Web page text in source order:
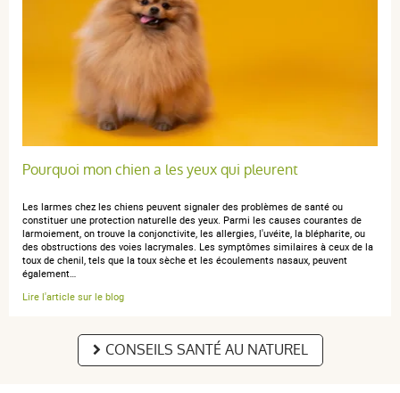
anonymous a.publié le 29 août 2020 suite à une commande du
24 août 2020
5 / 5
Bien
anonymous a.
juin 2020
Très bien
Pourquoi mon chien a les yeux qui pleurent
Les larmes chez les chiens peuvent signaler des problèmes de santé ou
constituer une protection naturelle des yeux. Parmi les causes courantes de
larmoiement, on trouve la conjonctivite, les allergies, l'uvéite, la blépharite, ou
des obstructions des voies lacrymales. Les symptômes similaires à ceux de la
toux de chenil, tels que la toux sèche et les écoulements nasaux, peuvent
également…
Lire l'article sur le blog
CONSEILS SANTÉ AU NATUREL